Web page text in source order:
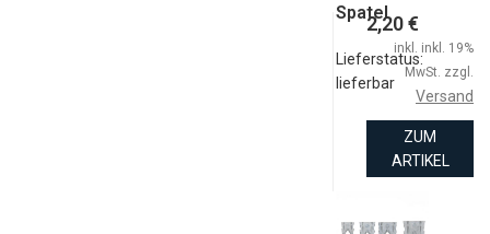
Spatel
Lieferstatus:
lieferbar
2,20 €
inkl. inkl. 19%
MwSt. zzgl.
Versand
ZUM
ARTIKEL